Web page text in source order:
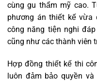
cùng gu thẩm mỹ cao.
phương án thiết kế
công năng tiện nghi
cũng như các thành viên
Hợp đồng thiết kế thi
luôn đảm bảo quyền